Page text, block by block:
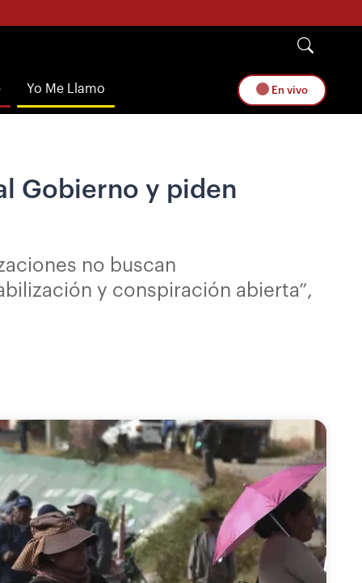
Yo Me Llamo En vivo
Gobierno y piden
no buscan
y conspiración abierta”,